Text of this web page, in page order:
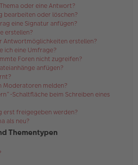
oder eine Antwort?
bearbeiten oder löschen?
eine Signatur anfügen?
erstellen?
Antwortmöglichkeiten erstellen?
ich eine Umfrage?
Foren nicht zugreifen?
anfügen?
Moderatoren melden?
Schaltfläche beim Schreiben eines
erst freigegeben werden?
als neu?
Thementypen